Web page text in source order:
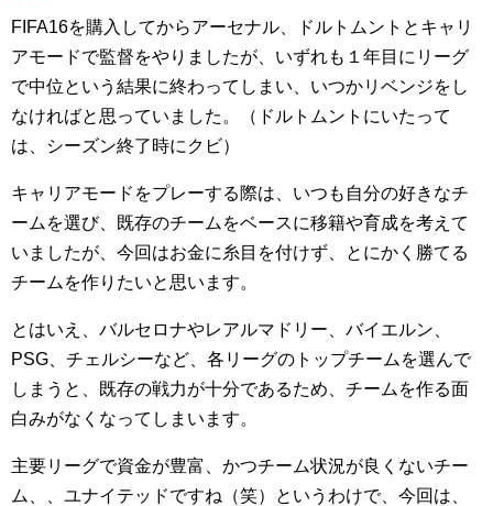
FIFA16を購入してからアーセナル、ドルトムントとキャリ
アモードで監督をやりましたが、いずれも１年目にリーグ
で中位という結果に終わってしまい、いつかリベンジをし
なければと思っていました。（ドルトムントにいたって
は、シーズン終了時にクビ）
キャリアモードをプレーする際は、いつも自分の好きなチ
ームを選び、既存のチームをベースに移籍や育成を考えて
いましたが、今回はお金に糸目を付けず、とにかく勝てる
チームを作りたいと思います。
とはいえ、バルセロナやレアルマドリー、バイエルン、
PSG、チェルシーなど、各リーグのトップチームを選んで
しまうと、既存の戦力が十分であるため、チームを作る面
白みがなくなってしまいます。
主要リーグで資金が豊富、かつチーム状況が良くないチー
ム、、ユナイテッドですね（笑）というわけで、今回は、